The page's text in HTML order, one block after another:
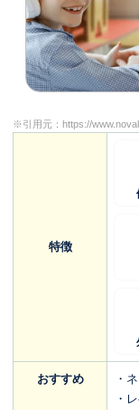
※引用元： https://
特徴
おすすめ
・
・